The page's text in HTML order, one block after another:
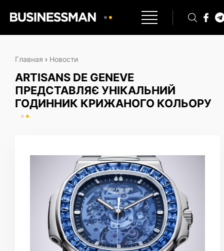
Главная › Новости
ARTISANS DE GENEVE
ПРЕДСТАВЛЯЄ УНІКАЛЬНИЙ
ГОДИННИК КРИЖАНОГО КОЛЬОРУ